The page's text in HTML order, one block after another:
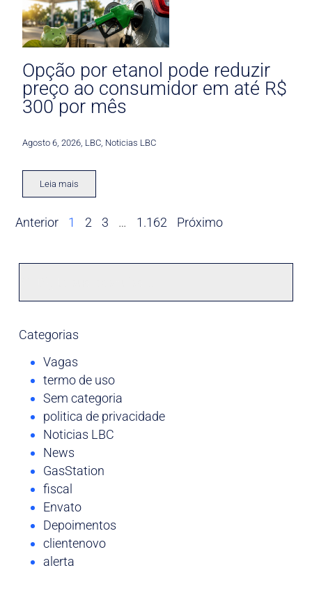
Opção por etanol pode reduzir
preço ao consumidor em até R$
300 por mês
Agosto 6, 2026 LBC Noticias LBC
Leia mais
Anterior 1 2 3 … 1.162 Próximo
Categorias
Vagas
termo de uso
Sem categoria
politica de privacidade
Noticias LBC
News
GasStation
fiscal
Envato
Depoimentos
clientenovo
alerta